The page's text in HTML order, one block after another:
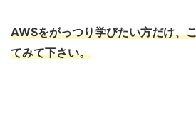
AWSをがっつり学びたい方だけ、
てみて下さい。